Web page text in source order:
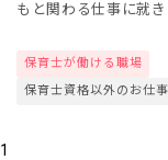
もと関わる仕事に就き
あるかもしれません。
パートやアルバイトと
保育士が働ける職場
保育士資格以外のお仕事
1